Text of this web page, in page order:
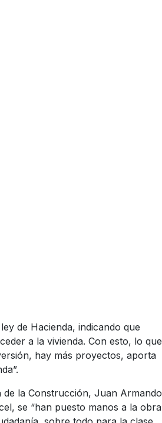
de Hacienda, indicando que
a la vivienda. Con esto, lo que
hay más proyectos, aporta
de la Construcción, Juan Armando
se “han puesto manos a la obra